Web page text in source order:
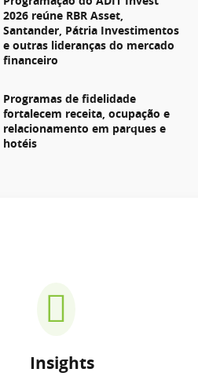
2026 reúne RBR Asset,
Santander, Pátria Investimentos
e outras lideranças do mercado
financeiro
Programas de fidelidade
fortalecem receita, ocupação e
relacionamento em parques e
hotéis
Insights